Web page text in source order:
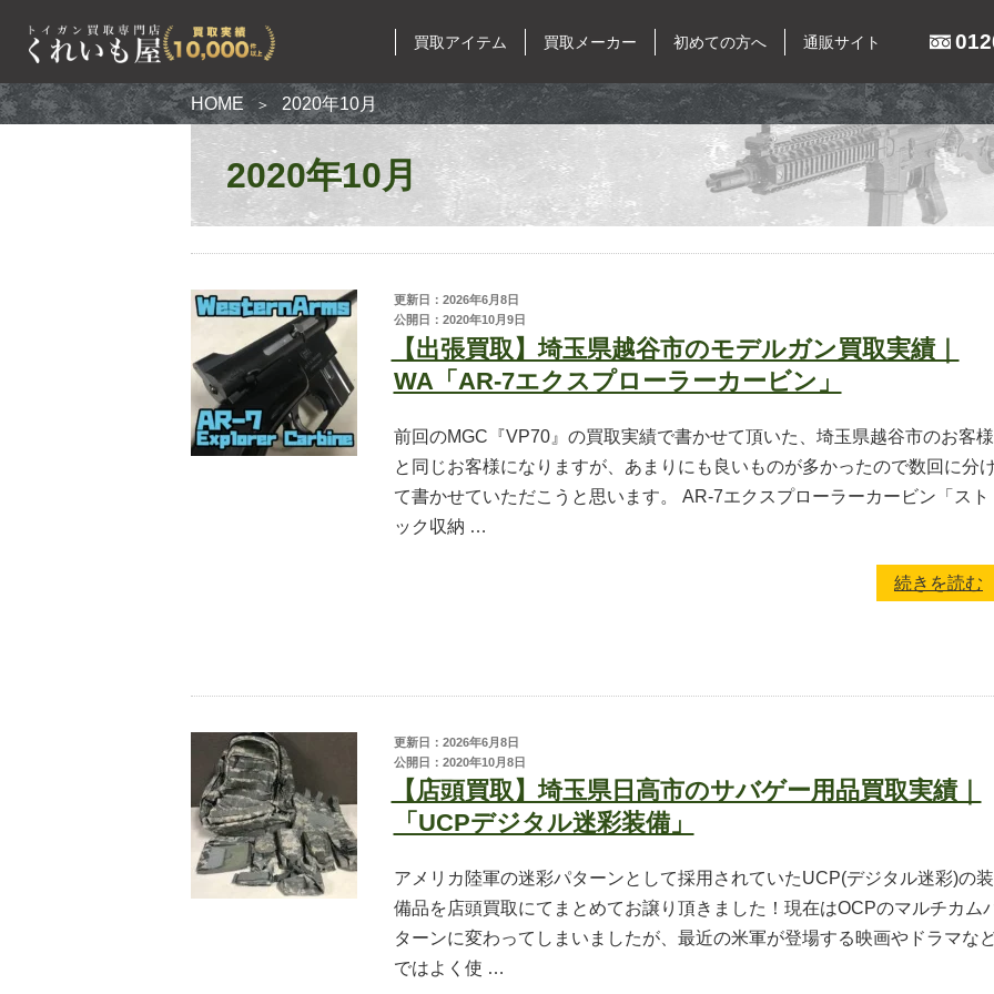
買取アイテム 買取メーカー 初めての方へ 通販サイト
買取アイテム
電動ガン
エアコッキングガン
モデルガン
無可動実銃
ミリタリーグッズ
ナイフ
日本刀・模造刀
買取メーカー
東京マルイ
ウエスタンアームズ
KSC
タナカワークス
MGC
HOME 2020年10月
2020年10月
更新日：2026年6月8日
公開日：2020年10月9日
【出張買取】埼玉県越谷市のモデルガン買取実績｜
WA「AR-7エクスプローラーカービン」
前回のMGC『VP70』の買取実績で書かせて頂いた、埼玉県越谷市のお客様
と同じお客様になりますが、あまりにも良いものが多かったので数回に分
て書かせていただこうと思います。 AR-7エクスプローラーカービン「スト
ック収納 …
続きを読む
更新日：2026年6月8日
公開日：2020年10月8日
【店頭買取】埼玉県日高市のサバゲー用品買取実績｜
「UCPデジタル迷彩装備」
アメリカ陸軍の迷彩パターンとして採用されていたUCP(デジタル迷彩)の装
備品を店頭買取にてまとめてお譲り頂きました！現在はOCPのマルチカム
ターンに変わってしまいましたが、最近の米軍が登場する映画やドラマな
ではよく使 …